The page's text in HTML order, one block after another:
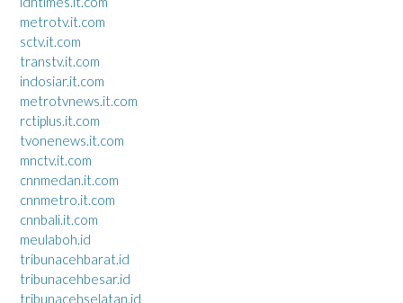
metrotv.it.com
sctv.it.com
transtv.it.com
indosiar.it.com
metrotvnews.it.com
rctiplus.it.com
tvonenews.it.com
mnctv.it.com
cnnmedan.it.com
cnnmetro.it.com
cnnbali.it.com
meulaboh.id
tribunacehbarat.id
tribunacehbesar.id
tribunacehselatan.id